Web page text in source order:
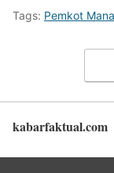
Tags: Pemkot
kabarfaktual.com